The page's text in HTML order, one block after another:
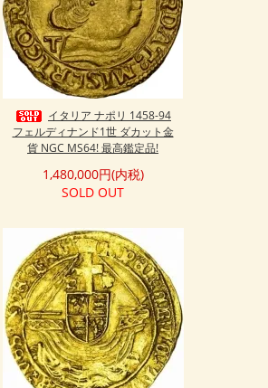
イタリア ナポリ 1458-94
フェルディナンド1世 ダカット金
貨 NGC MS64! 最高鑑定品!
1,480,000円(内税)
SOLD OUT